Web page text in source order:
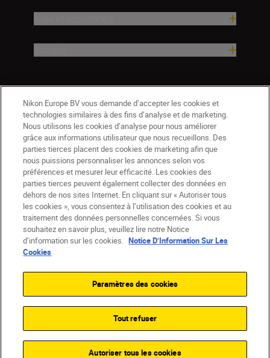
CH Nikon Sites
Contactez-nous
Avis de confidentialité
Conditions d’utilisation
CVG de la boutique Nikon Store
Notice d’information sur les cookies
Accessibilité
Paramètres des cookies
Nikon Europe BV vous demande d’accepter les cookies et
technologies similaires à des fins d’analyse et de marketing.
Nous utilisons les cookies d’analyse pour nous améliorer
grâce aux informations utilisateur que nous recueillons. Des
parties tierces placent des cookies de marketing afin que
nous puissions personnaliser les annonces selon vos
préférences et mesurer leur efficacité. Les cookies des
parties tierces peuvent également collecter des données en
dehors de nos sites Internet. En cliquant sur « Autoriser tous
les cookies », vous consentez à l’utilisation des cookies et au
traitement des données personnelles concernées. Si vous
souhaitez en savoir plus, veuillez lire notre Notice
d’information sur les cookies. Notice D’Information Sur Les
Cookies
Paramètres des cookies
Tout refuser
Autoriser tous les cookies